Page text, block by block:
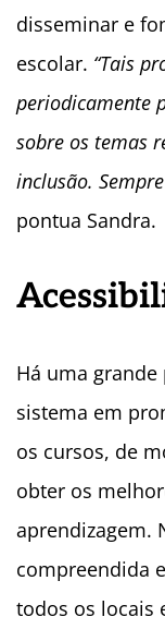
disseminar e
escolar. “Tais
periodicamente
sobre os temas
inclusão.
pontua Sandra.
Há uma
sistema em
os cursos, de
obter os
aprendizagem.
compreendida
todos os locais